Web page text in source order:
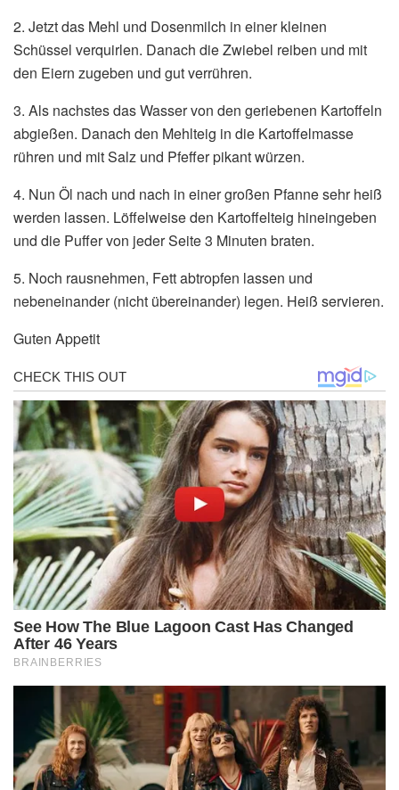
2. Jetzt das Mehl und Dosenmilch in einer kleinen
Schüssel verquirlen. Danach die Zwiebel reiben und mit
den Eiern zugeben und gut verrühren.
3. Als nachstes das Wasser von den geriebenen Kartoffeln
abgießen. Danach den Mehlteig in die Kartoffelmasse
rühren und mit Salz und Pfeffer pikant würzen.
4. Nun Öl nach und nach in einer großen Pfanne sehr heiß
werden lassen. Löffelweise den Kartoffelteig hineingeben
und die Puffer von jeder Seite 3 Minuten braten.
5. Noch rausnehmen, Fett abtropfen lassen und
nebeneinander (nicht übereinander) legen. Heiß servieren.
Guten Appetit